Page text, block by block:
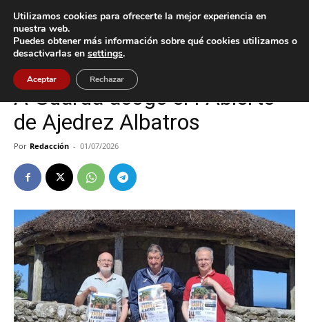
Inicio A Guarda
A Guarda Deportes
A Guarda acoge el I Abierto
de Ajedrez Albatros
Por Redacción - 01/07/2026
Utilizamos cookies para ofrecerte la mejor experiencia en
nuestra web.
Puedes obtener más información sobre qué cookies utilizamos o
desactivarlas en settings.
Aceptar Rechazar